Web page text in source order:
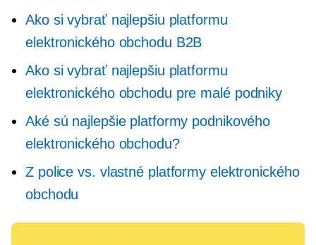
Ako si vybrať najlepšiu platformu
elektronického obchodu B2B
Ako si vybrať najlepšiu platformu
elektronického obchodu pre malé podniky
Aké sú najlepšie platformy podnikového
elektronického obchodu?
Z police vs. vlastné platformy elektronického
obchodu